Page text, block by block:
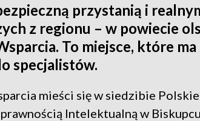
przystanią i
z regionu – w powiecie
To miejsce, które
specjalistów.
mieści się w siedzibie
Intelektualną w